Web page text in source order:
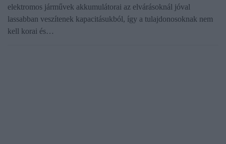
elektromos járművek akkumulátorai az elvárásoknál jóval
lassabban veszítenek kapacitásukból, így a tulajdonosoknak nem
kell korai és…